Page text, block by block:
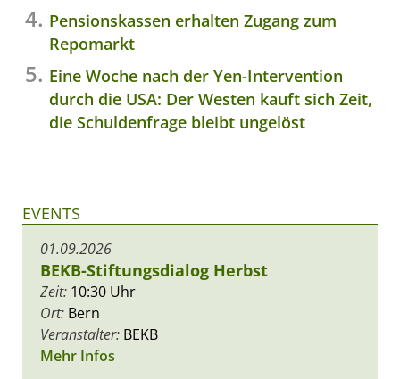
Pensionskassen erhalten Zugang zum
Repomarkt
Eine Woche nach der Yen-Intervention
durch die USA: Der Westen kauft sich Zeit,
die Schuldenfrage bleibt ungelöst
EVENTS
01.09.2026
BEKB-Stiftungsdialog Herbst
Zeit: 10:30 Uhr
Ort: Bern
Veranstalter: BEKB
Mehr Infos